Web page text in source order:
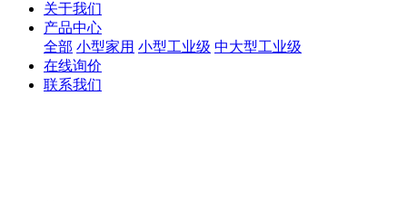
关于我们
产品中心
全部 小型家用 小型工业级 中大型工业级
在线询价
联系我们